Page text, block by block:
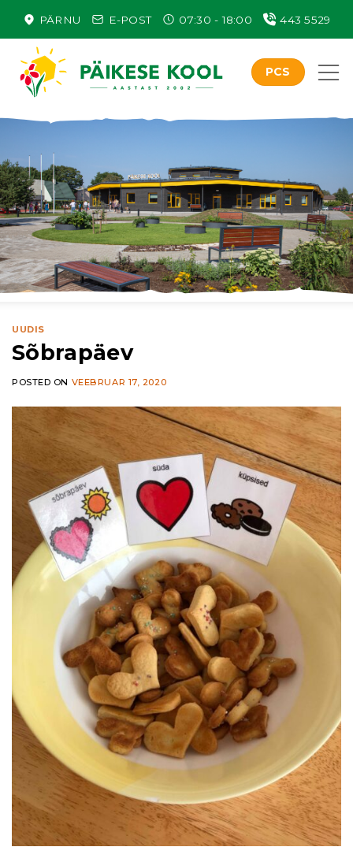
content
PÄRNU E-POST 07:30 - 18:00 443 5529
PCS
UUDIS
Sõbrapäev
POSTED ON VEEBRUAR 17, 2020